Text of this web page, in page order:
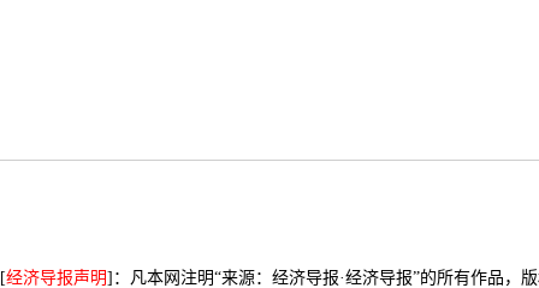
[经济导报声明]：凡本网注明“来源：经济导报·经济导报”的所有作品，